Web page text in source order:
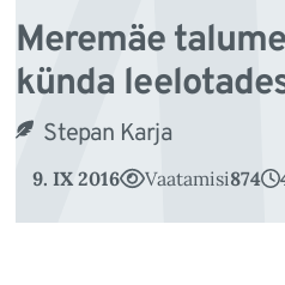
Meremäe
künda
Stepan Karja
9. IX 2016 Vaatamisi874